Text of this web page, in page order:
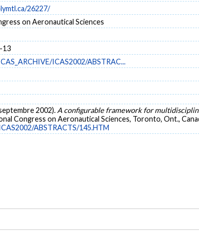
26227/
on Aeronautical Sciences
13
ICAS2002/ABSTRAC...
2002). A configurable framework for
Congress on Aeronautical Sciences, Toronto, Ont.,
ABSTRACTS/145.HTM